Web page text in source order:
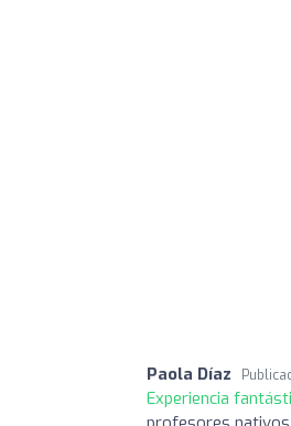
Paola Díaz
Experiencia